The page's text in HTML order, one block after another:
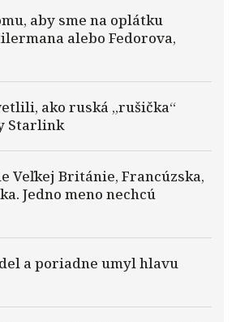
aby sme na oplátku
alebo Fedorova,
ako ruská „rušička“
Starlink
Veľkej Británie, Francúzska,
Jedno meno nechcú
a poriadne umyl hlavu